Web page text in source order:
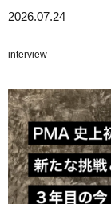
2026.07.24
interview